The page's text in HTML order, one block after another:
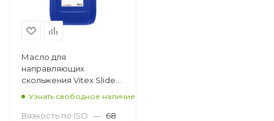
Масло для
направляющих
скольжения Vitex Slide
Узнать свободное наличие
Вязкость по ISO — 68